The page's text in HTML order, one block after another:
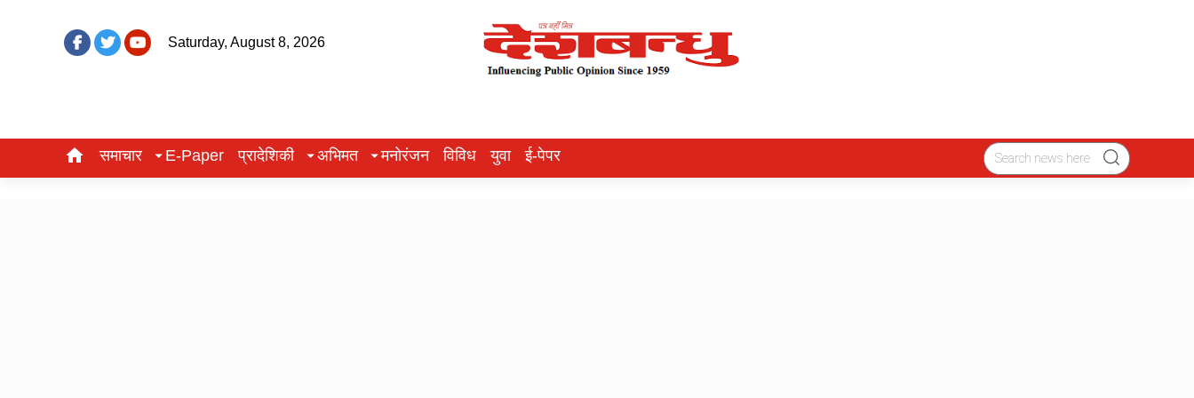
Saturday, August 8, 2026
समाचार E-Paper प्रादेशिकी अभिमत मनोरंजन विविध युवा ई-पेपर